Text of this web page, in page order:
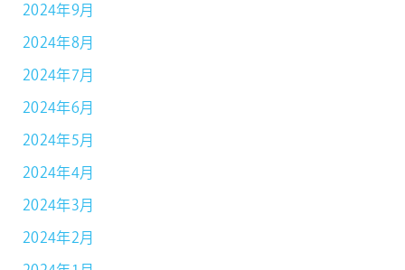
2024年9月
2024年8月
2024年7月
2024年6月
2024年5月
2024年4月
2024年3月
2024年2月